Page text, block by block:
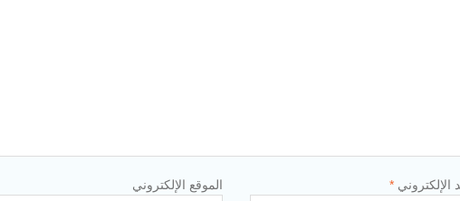
الإلكتروني * الموقع الإلكتروني